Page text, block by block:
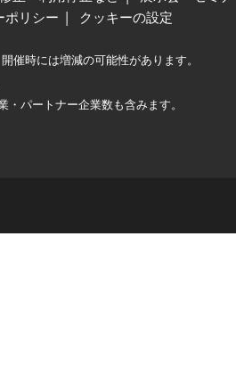
ポリシー クッキーの設定
催時には増減の可能性があります。
パートナー企業数も含みます。